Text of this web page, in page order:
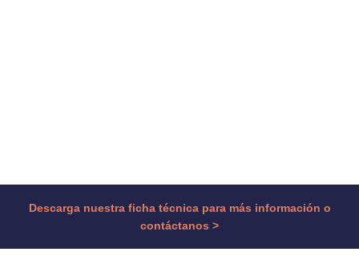
Descarga nuestra ficha técnica para más información o
contáctanos >